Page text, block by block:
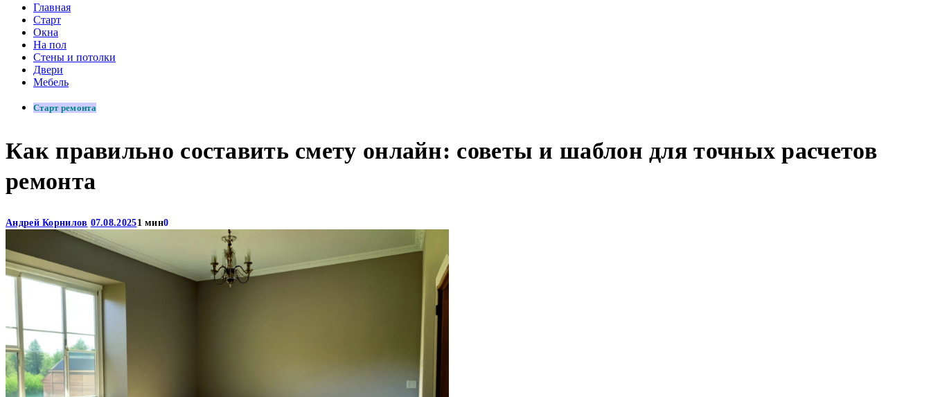
Главная
Старт
Окна
На пол
Стены и потолки
Двери
Мебель
Старт ремонта
Как правильно составить смету онлайн: советы и шаблон для точных расчетов
ремонта
Андрей Корнилов 07.08.20251 мин0